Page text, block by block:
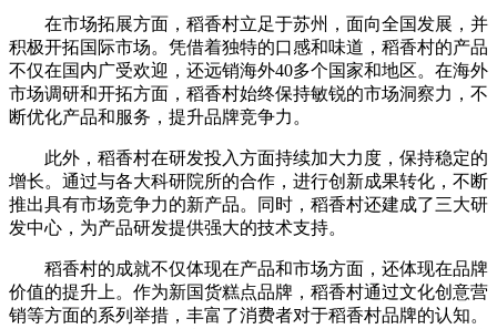
在市场拓展方面，稻香村立足于苏州，面向全国发展，并
积极开拓国际市场。凭借着独特的口感和味道，稻香村的产品
不仅在国内广受欢迎，还远销海外40多个国家和地区。在海外
市场调研和开拓方面，稻香村始终保持敏锐的市场洞察力，不
断优化产品和服务，提升品牌竞争力。
此外，稻香村在研发投入方面持续加大力度，保持稳定的
增长。通过与各大科研院所的合作，进行创新成果转化，不断
推出具有市场竞争力的新产品。同时，稻香村还建成了三大研
发中心，为产品研发提供强大的技术支持。
稻香村的成就不仅体现在产品和市场方面，还体现在品牌
价值的提升上。作为新国货糕点品牌，稻香村通过文化创意营
销等方面的系列举措，丰富了消费者对于稻香村品牌的认知。